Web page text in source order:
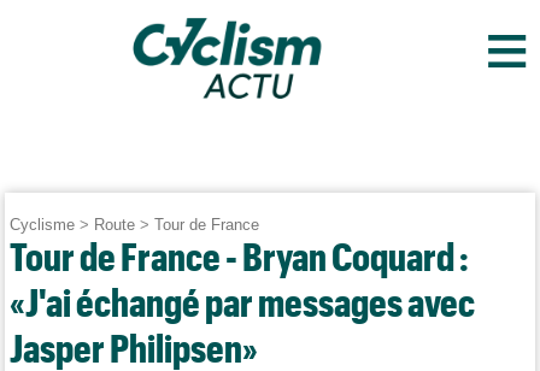
≡
Cyclisme > Route >Tour de France
Tour de France - Bryan Coquard :
«J'ai échangé par messages avec
Jasper Philipsen»